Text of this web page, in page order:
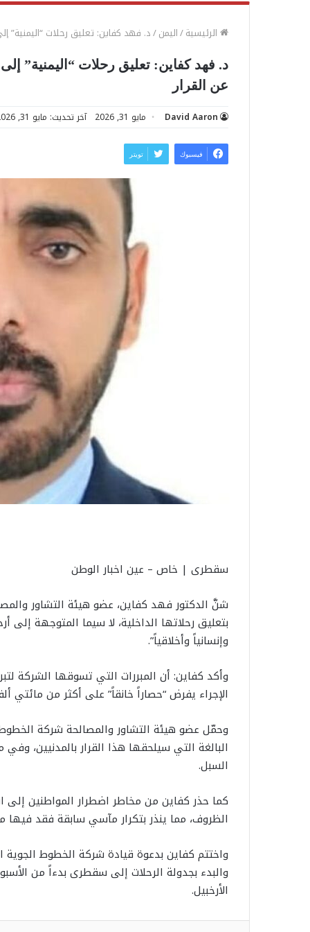
الرئيسية/اليمن/د. فهد كفاين: تعليق رحلات “اليمنية”
د. فهد كفاين: تعليق رحلات “اليمنية”
عن القرار
David Aaron مايو 31, 2026 آخر تحديث: مايو 31, 2026
فيسبوك تويتر
سقطرى | خاص – عين اخبار الوطن
شنَّ الدكتور فهد كفاين، عضو هيئة التشاور
بتعليق رحلاتها الداخلية، لا سيما المتوجهة إلى
وإنسانياً وأخلاقياً”.
وأكد كفاين: أن المبررات التي تسوقها الشركة
الإجراء يفرض “حصاراً خانقاً” على أكثر من مائتي
وحمّل عضو هيئة التشاور والمصالحة شركة الخطوط
البالغة التي سيلحقها هذا القرار بالمدنيين،
السبل.
كما حذر كفاين من مخاطر اضطرار المواطنين
الظروف، مما ينذر بتكرار مآسي سابقة فقد
واختتم كفاين بدعوة قيادة شركة الخطوط الجوية
والبدء بجدولة الرحلات إلى سقطرى بدءاً من
الأرخبيل.